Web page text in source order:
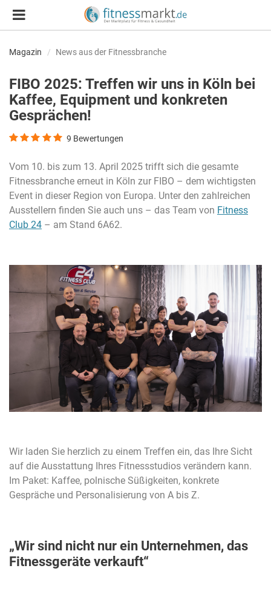
Magazin News aus der Fitnessbranche
FIBO 2025: Treffen wir uns in Köln bei
Kaffee, Equipment und konkreten
Gesprächen!
9 Bewertungen
Vom 10. bis zum 13. April 2025 trifft sich die gesamte
Fitnessbranche erneut in Köln zur FIBO – dem wichtigsten
Event in dieser Region von Europa. Unter den zahlreichen
Ausstellern finden Sie auch uns – das Team von Fitness
Club 24 – am Stand 6A62.
Wir laden Sie herzlich zu einem Treffen ein, das Ihre Sicht
auf die Ausstattung Ihres Fitnessstudios verändern kann.
Im Paket: Kaffee, polnische Süßigkeiten, konkrete
Gespräche und Personalisierung von A bis Z.
„Wir sind nicht nur ein Unternehmen, das
Fitnessgeräte verkauft“